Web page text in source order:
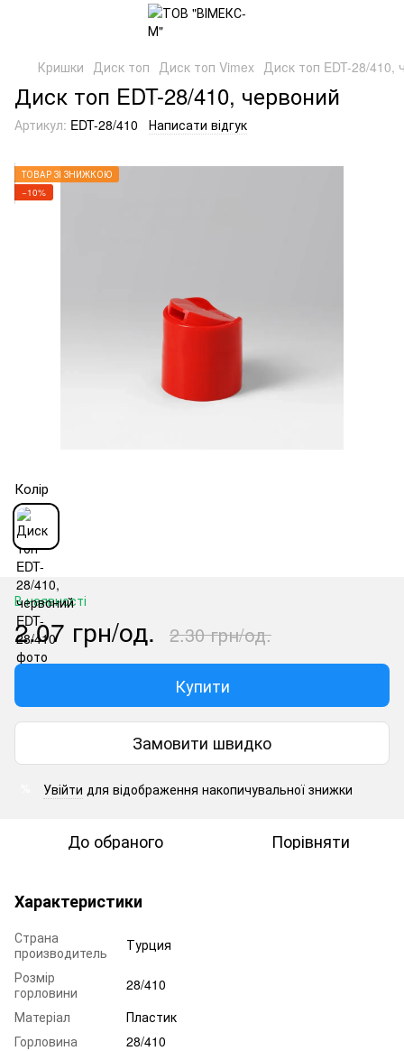
Кришки Диск топ Диск топ Vimex Диск топ EDT-28/410,
Диск топ EDT-28/410, червоний
Артикул: EDT-28/410 Написати відгук
ТОВАР ЗІ ЗНИЖКОЮ
−10%
Колір
В наявності
2.07 грн/од. 2.30 грн/од.
Купити
Замовити швидко
Увійти для відображення накопичувальної знижки
До обраного Порівняти
Характеристики
Страна
производитель
Турция
Розмір
горловини
28/410
Матеріал
Пластик
Горловина
28/410